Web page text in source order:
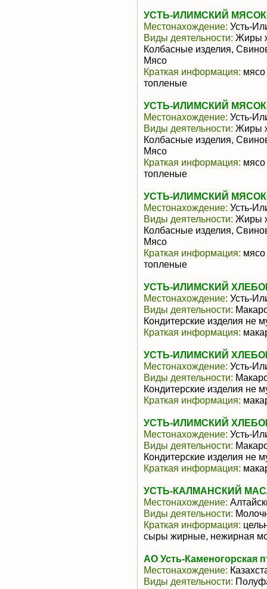
УСТЬ-ИЛИМСКИЙ
Местонахождение: Усть-
Виды деятельности: Жиры
Колбасные изделия,
Мясо
Краткая информация:
топленые
УСТЬ-ИЛИМСКИЙ
Местонахождение: Усть-
Виды деятельности: Жиры
Колбасные изделия,
Мясо
Краткая информация:
топленые
УСТЬ-ИЛИМСКИЙ
Местонахождение: Усть-
Виды деятельности: Жиры
Колбасные изделия,
Мясо
Краткая информация:
топленые
УСТЬ-ИЛИМСКИЙ
Местонахождение: Усть-
Виды деятельности:
Кондитерские изделия не
Краткая информация:
УСТЬ-ИЛИМСКИЙ
Местонахождение: Усть-
Виды деятельности:
Кондитерские изделия не
Краткая информация:
УСТЬ-ИЛИМСКИЙ
Местонахождение: Усть-
Виды деятельности:
Кондитерские изделия не
Краткая информация:
УСТЬ-КАЛМАНСКИЙ
Местонахождение:
Виды деятельности:
Краткая информация:
сыры жирные, нежирная
АО Усть-Каменогорская
Местонахождение:
Виды деятельности: